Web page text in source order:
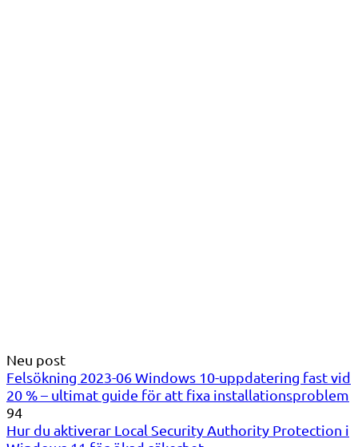
Neu post
Felsökning 2023-06 Windows 10-uppdatering fast vid
20 % – ultimat guide för att fixa installationsproblem
94
Hur du aktiverar Local Security Authority Protection i